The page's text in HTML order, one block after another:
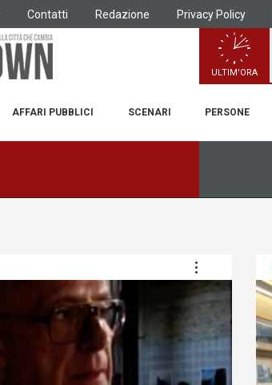
Contatti Redazione Privacy Policy
ULTIM'ORA
AFFARI PUBBLICI SCENARI PERSONE